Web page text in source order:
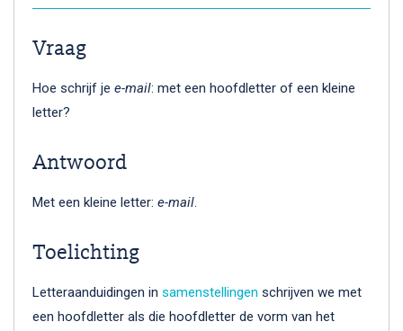
Vraag
Hoe schrijf je e-mail: met een hoofdletter of een kleine
letter?
Antwoord
Met een kleine letter: e-mail.
Toelichting
Letteraanduidingen in samenstellingen schrijven we met
een hoofdletter als die hoofdletter de vorm van het